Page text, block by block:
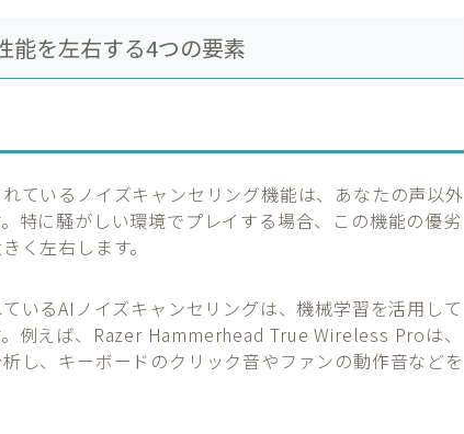
能を左右する4つの要素
ているノイズキャンセリング機能は、あなたの声以外
特に騒がしい環境でプレイする場合、この機能の優劣
く左右します。
いるAIノイズキャンセリングは、機械学習を活用して
例えば、Razer Hammerhead True Wireless Proは、
し、キーボードのクリック音やファンの動作音などを